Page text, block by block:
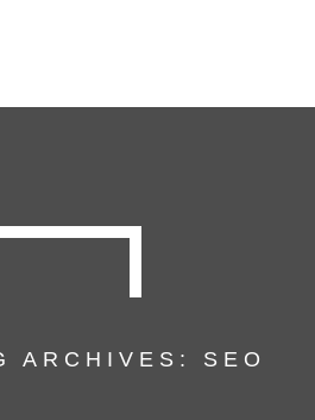
ARCHIVES: SEO